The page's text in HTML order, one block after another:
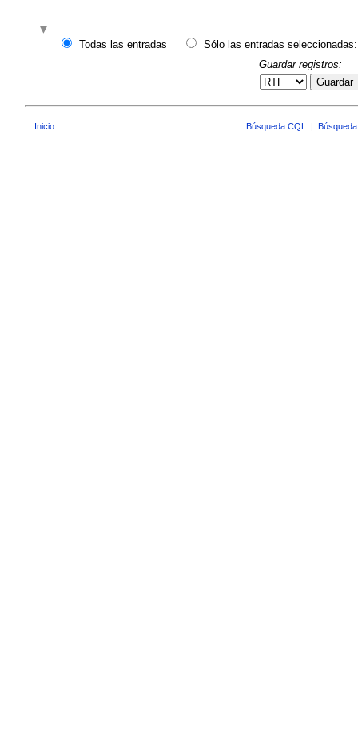
Todas las entradas
Sólo las entradas seleccionadas:
Guardar registros:
Guardar
Inicio Búsqueda CQL